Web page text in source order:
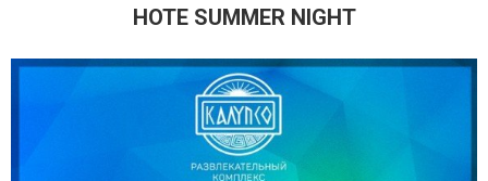
HOTE SUMMER NIGHT